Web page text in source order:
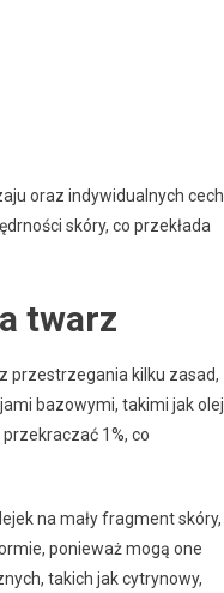
oraz indywidualnych cech
skóry, co przekłada
twarz
przestrzegania kilku zasad,
bazowymi, takimi jak olej
1%, co
na mały fragment skóry,
ponieważ mogą one
takich jak cytrynowy,